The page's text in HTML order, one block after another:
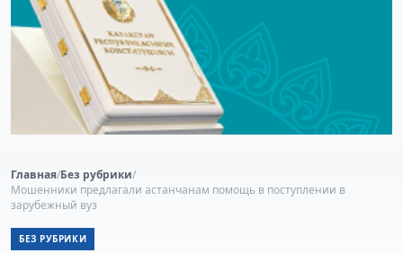
Главная/Без рубрики/
Мошенники предлагали астанчанам помощь в поступлении в
зарубежный вуз
БЕЗ РУБРИКИ